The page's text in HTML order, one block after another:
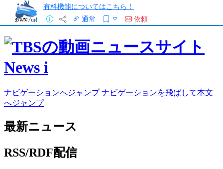
有料機能についてはこちら！
通常
依頼